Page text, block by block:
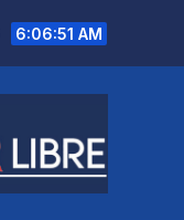
6:06:52 AM